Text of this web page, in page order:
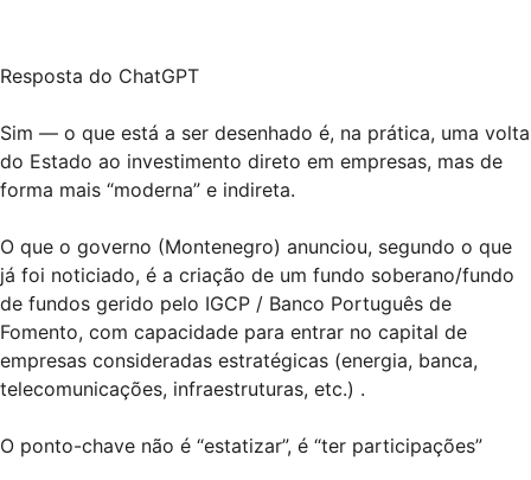
Resposta do ChatGPT
Sim — o que está a ser desenhado é, na prática, uma volta
do Estado ao investimento direto em empresas, mas de
forma mais “moderna” e indireta.
O que o governo (Montenegro) anunciou, segundo o que
já foi noticiado, é a criação de um fundo soberano/fundo
de fundos gerido pelo IGCP / Banco Português de
Fomento, com capacidade para entrar no capital de
empresas consideradas estratégicas (energia, banca,
telecomunicações, infraestruturas, etc.) .
O ponto-chave não é “estatizar”, é “ter participações”